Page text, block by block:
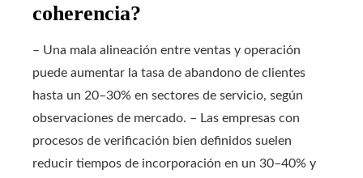
coherencia?
– Una mala alineación entre ventas y operación
puede aumentar la tasa de abandono de clientes
hasta un 20–30% en sectores de servicio, según
observaciones de mercado. – Las empresas con
procesos de verificación bien definidos suelen
reducir tiempos de incorporación en un 30–40% y